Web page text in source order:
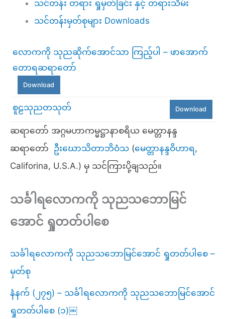
သင်တန်း တရား ရှုမှတ်ခြင်း နှင့် တရားသိမ်း
သင်တန်းမှတ်စုများ Downloads
လောကကို သုညဆိုက်အောင်သာ ကြည့်ပါ – ဖာအောက်
တောရဆရာတော်
Download
စူဠသုညတသုတ် Download
ဆရာတော် အဂ္ဂမဟာကမ္မဋ္ဌာနာစရိယ မေတ္တာနန္ဒ
ဆရာတော် ဦးဃောသိတာဘိဝံသ (မေတ္တာနန္ဒဝိဟာရ,
Califorina, U.S.A.) မှ သင်ကြားပို့ချသည်။
သင်္ခါရလောကကို သုညသဘောမြင်
အောင် ရှုတတ်ပါစေ
သင်္ခါရလောကကို သုညသဘောမြင်အောင် ရှုတတ်ပါစေ –
မှတ်စု
နံနက် (၂၇၅) – သင်္ခါရလောကကို သုညသဘောမြင်အောင်
ရှုတတ်ပါစေ (၁)￼